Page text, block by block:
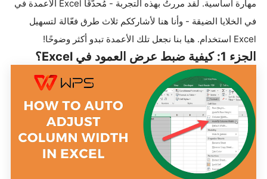
الأعمدة في Excel مهارة أساسية. لقد مررتُ بهذه التجربة - مُحدّقًا
في الخلايا الضيقة - وأنا هنا لأشارككم ثلاث طرق فعّالة لتسهيل
استخدام Excel. هيا بنا نجعل تلك الأعمدة تبدو أكثر وضوحًا!
الجزء 1: كيفية ضبط عرض العمود في